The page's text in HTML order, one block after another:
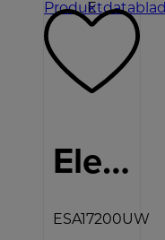
E
Produktdatablad
Electrolux Opvaskemaskine
ESA17200UW